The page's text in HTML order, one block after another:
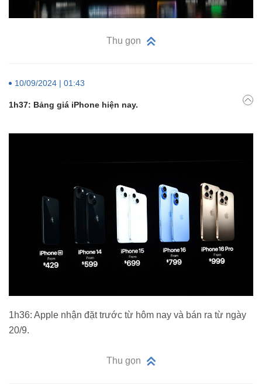
Thu gọn
10/09/2024 | 01:43
1h37: Bảng giá iPhone hiện nay.
1h36: Apple nhận đặt trước từ hôm nay và bán ra từ ngày
20/9.
Thu gọn